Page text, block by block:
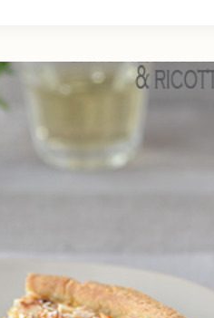
MIRABELLES
AU